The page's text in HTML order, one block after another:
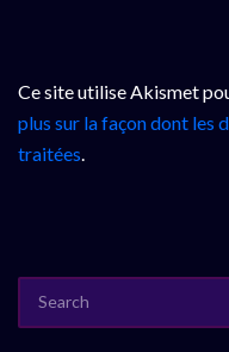
Ce site utilise Akismet
plus sur la façon dont les
traitées.
FOR: